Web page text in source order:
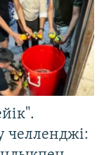
челленджі: